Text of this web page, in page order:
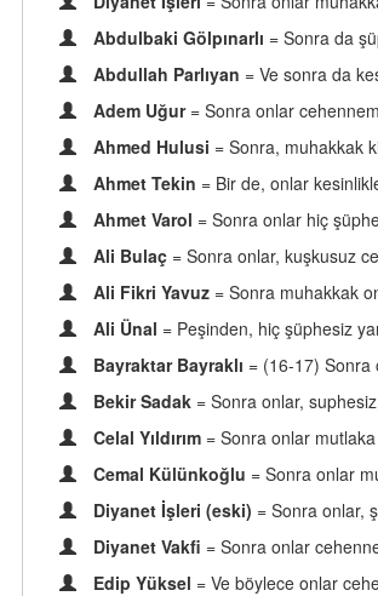
Abdulbaki Gölpınarlı = Sonra da
Abdullah Parlıyan = Ve sonra da
Adem Uğur = Sonra onlar
Ahmed Hulusi = Sonra, muhakkak
Ahmet Tekin = Bir de, onlar
Ahmet Varol = Sonra onlar hiç
Ali Bulaç = Sonra onlar, kuşkusuz
Ali Fikri Yavuz = Sonra muhakkak
Ali Ünal = Peşinden, hiç şüphesiz
Bayraktar Bayraklı = (16-17) Sonra
Bekir Sadak = Sonra onlar,
Celal Yıldırım = Sonra onlar
Cemal Külünkoğlu = Sonra onlar
Diyanet İşleri (eski) = Sonra onlar,
Diyanet Vakfi = Sonra onlar
Edip Yüksel = Ve böylece onlar